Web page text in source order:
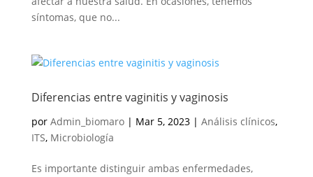
síntomas, que no...
Diferencias entre vaginitis y vaginosis
por Admin_biomaro| Mar 5, 2023| Análisis clínicos,
ITS, Microbiología
Es importante distinguir ambas enfermedades,